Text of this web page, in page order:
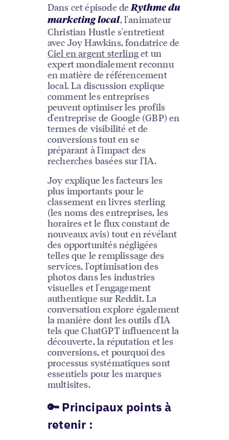
Dans cet épisode de Rythme du
marketing local, l'animateur
Christian Hustle s'entretient
avec Joy Hawkins, fondatrice de
Ciel en argent sterlinget un
expert mondialement reconnu
en matière de référencement
local. La discussion explique
comment les entreprises
peuvent optimiser les profils
d'entreprise de Google (GBP) en
termes de visibilité et de
conversions tout en se
préparant à l'impact des
recherches basées sur l'IA.
Joy explique les facteurs les
plus importants pour le
classement en livres sterling
(les noms des entreprises, les
horaires et le flux constant de
nouveaux avis) tout en révélant
des opportunités négligées
telles que le remplissage des
services, l'optimisation des
photos dans les industries
visuelles et l'engagement
authentique sur Reddit. La
conversation explore également
la manière dont les outils d'IA
tels que ChatGPT influencent la
découverte, la réputation et les
conversions, et pourquoi des
processus systématiques sont
essentiels pour les marques
multisites.
🔑 Principaux points à
retenir :